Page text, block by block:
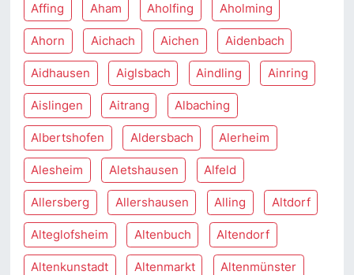
Affing Aham Aholfing Aholming
Ahorn Aichach Aichen Aidenbach
Aidhausen Aiglsbach Aindling Ainring
Aislingen Aitrang Albaching
Albertshofen Aldersbach Alerheim
Alesheim Aletshausen Alfeld
Allersberg Allershausen Alling Altdorf
Alteglofsheim Altenbuch Altendorf
Altenkunstadt Altenmarkt Altenmünster